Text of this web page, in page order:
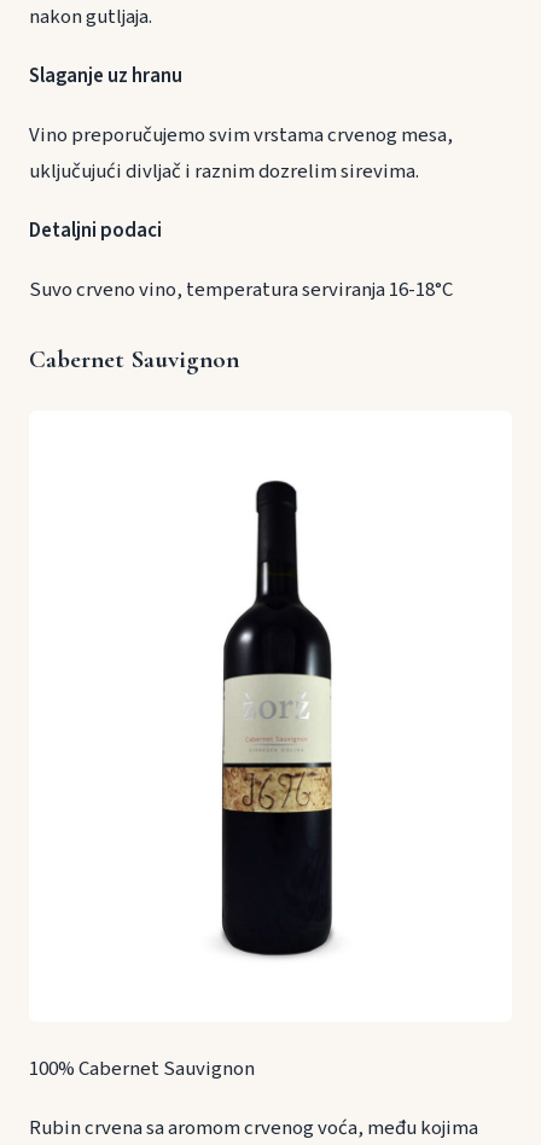
nakon gutljaja.
Slaganje uz hranu
Vino preporučujemo svim vrstama crvenog mesa,
uključujući divljač i raznim dozrelim sirevima.
Detaljni podaci
Suvo crveno vino, temperatura serviranja 16-18°C
Cabernet Sauvignon
100% Cabernet Sauvignon
Rubin crvena sa aromom crvenog voća, među kojima